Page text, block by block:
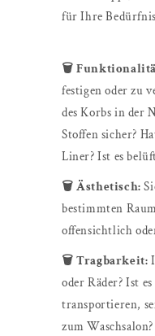
für Ihre
🗑️
festigen oder zu
des Korbs in der
Stoffen sicher?
Liner? Ist es
🗑️ Ästhetisch:
bestimmten
offensichtlich
🗑️ Tragbarkeit:
oder Räder? Ist
transportieren,
zum Waschsalon?